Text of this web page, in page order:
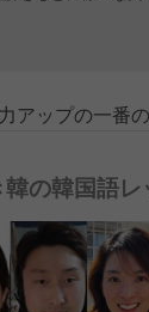
アップの一番の
韓の韓国語レ